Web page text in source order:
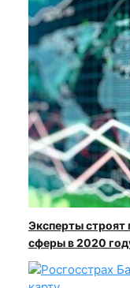
Эксперты строят
сферы в 2020